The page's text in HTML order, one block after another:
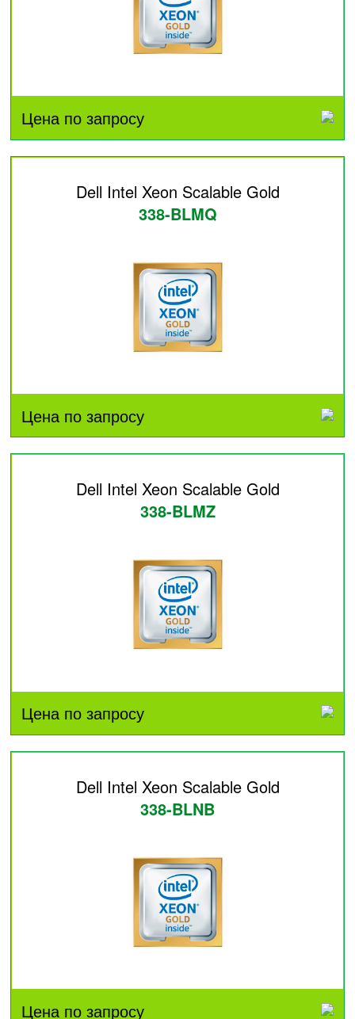
Цена по запросу
Dell Intel Xeon Scalable Gold
338-BLMQ
Цена по запросу
Dell Intel Xeon Scalable Gold
338-BLMZ
Цена по запросу
Dell Intel Xeon Scalable Gold
338-BLNB
Цена по запросу